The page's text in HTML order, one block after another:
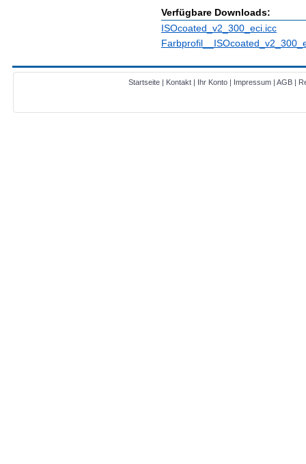
Verfügbare Downloads:
ISOcoated_v2_300_eci.icc
Startseite| Kontakt| Ihr Konto| Impressum| AGB|